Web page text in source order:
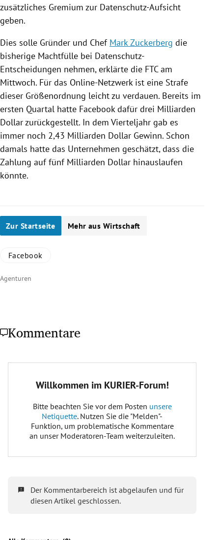
zusätzliches Gremium zur Datenschutz-Aufsicht
geben.
Dies solle Gründer und Chef Mark Zuckerberg die
bisherige Machtfülle bei Datenschutz-
Entscheidungen nehmen, erklärte die FTC am
Mittwoch. Für das Online-Netzwerk ist eine Strafe
dieser Größenordnung leicht zu verdauen. Bereits im
ersten Quartal hatte Facebookdafür drei Milliarden
Dollar zurückgestellt. In dem Vierteljahr gab es
immer noch 2,43 Milliarden Dollar Gewinn. Schon
damals hatte das Unternehmen geschätzt, dass die
Zahlung auf fünf Milliarden Dollar hinauslaufen
könnte.
Zur Startseite Mehr aus Wirtschaft
Facebook
Agenturen
Kommentare